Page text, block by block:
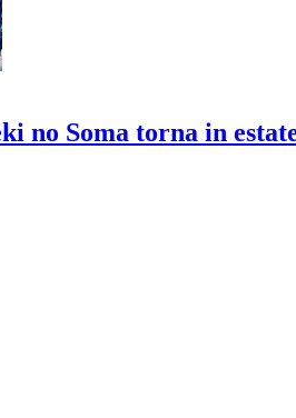
no Soma torna in